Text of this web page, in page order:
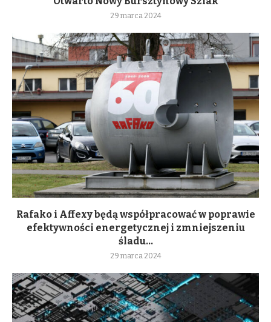
29 marca 2024
Rafako i Affexy będą współpracować w poprawie
efektywności energetycznej i zmniejszeniu
śladu...
29 marca 2024